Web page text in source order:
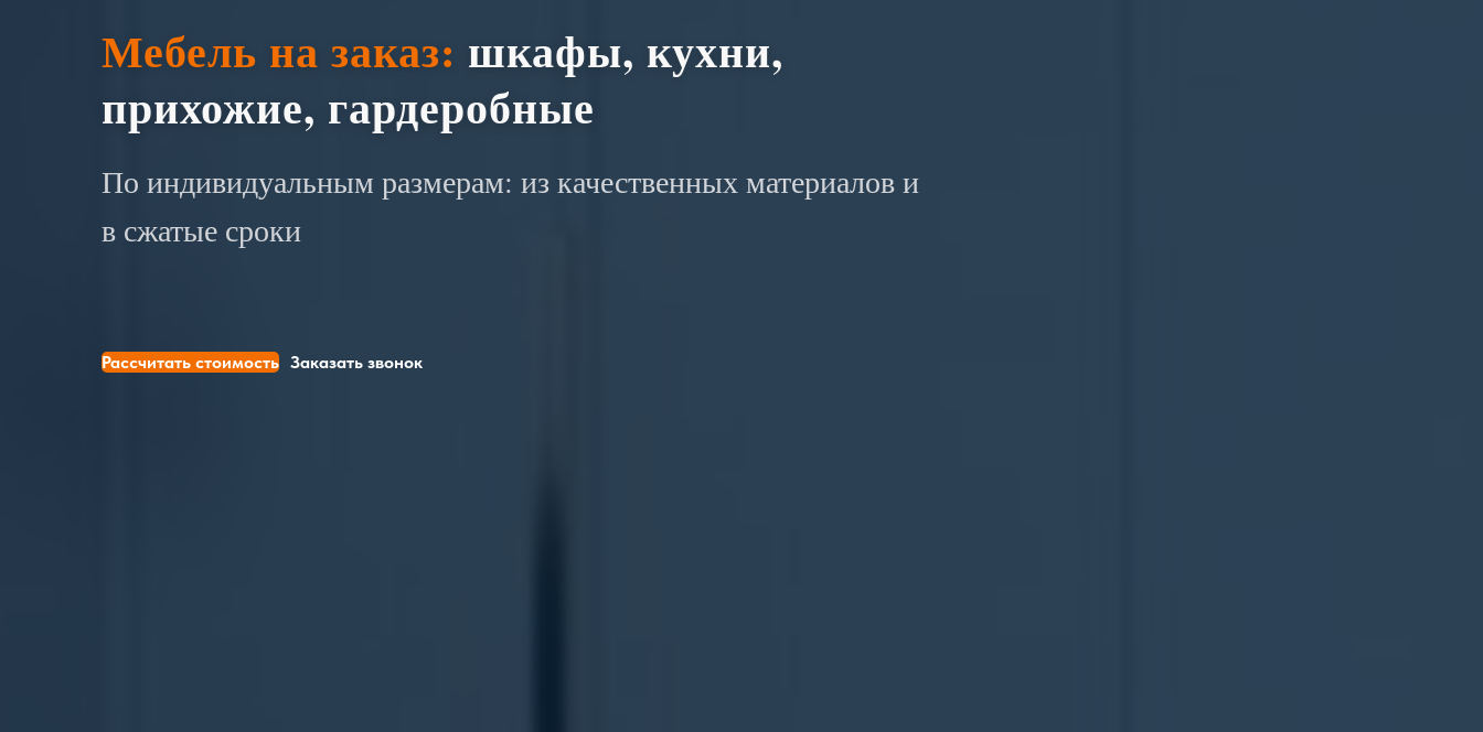
Мебель на заказ: шкафы, кухни,
прихожие, гардеробные
По индивидуальным размерам: из качественных материалов и
в сжатые сроки
Рассчитать стоимость Заказать звонок